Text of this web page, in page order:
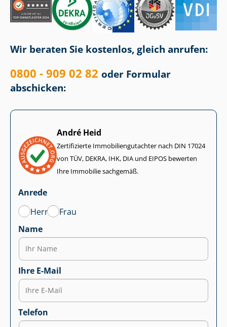
Wir beraten Sie kostenlos, gleich anrufen:
0800 - 909 02 82 oder Formular
abschicken:
André Heid
Zertifizierte Im­mo­bi­li­en­gut­ach­ter nach DIN 17024
von TÜV, DEKRA, IHK, DIA und EIPOS bewerten
Ihre Immobilie sachgemäß.
Anrede
Herr
Frau
Name
Ihre E-Mail
Telefon